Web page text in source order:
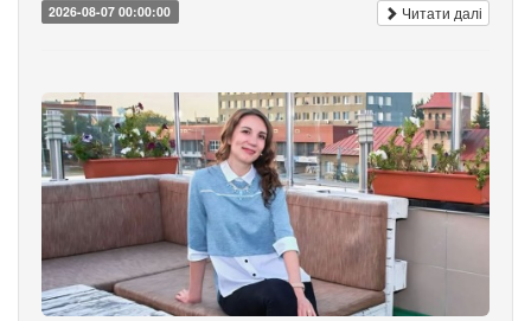
2026-08-07 00:00:00 Читати далі